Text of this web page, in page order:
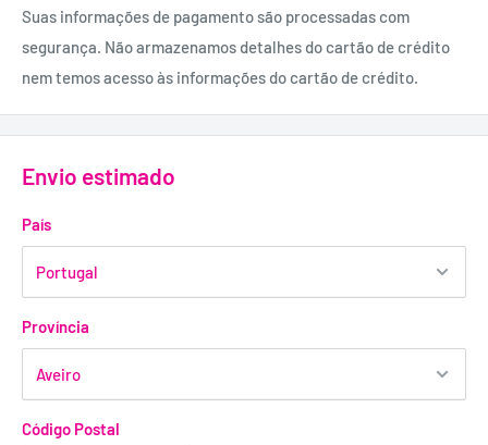
Suas informações de pagamento são processadas com
segurança. Não armazenamos detalhes do cartão de crédito
nem temos acesso às informações do cartão de crédito.
Envio estimado
País
Província
Código Postal